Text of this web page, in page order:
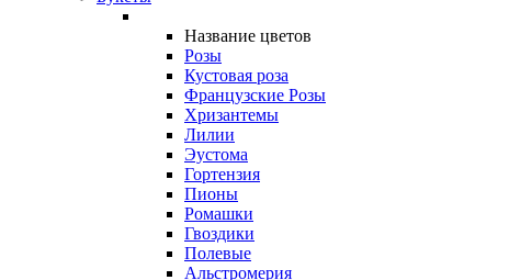
Название цветов
Розы
Кустовая роза
Французские Розы
Хризантемы
Лилии
Эустома
Гортензия
Пионы
Ромашки
Гвоздики
Полевые
Альстромерия